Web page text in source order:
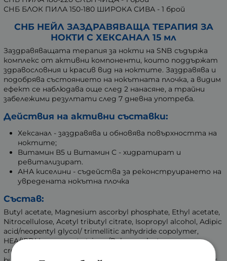
СНБ БЛОК ПИЛА 150-180 ШИРОКА СИВА - 1 брой
СНБ НЕЙЛ ЗАЗДРАВЯВАЩА ТЕРАПИЯ ЗА
НОКТИ С ХЕКСАНАЛ 15 мл
Заздравяващата терапия за нокти на SNB съдържа
комплекс от активни компоненти, които поддържат
здравословния и красив вид на ноктите. Заздравява и
подобрява състоянието на нокътната плочка, а видим
ефект се наблюдава още след 2 нанасяне, а трайни
забележими резултати след 7 дневна употреба.
Действия на активни съставки:
Хексанал - заздравява и обновява повърхността на
ноктите;
Витамин В5 и Витамин С - хидратират и
ревитализират.
АНА киселини - съдейства за реконструирането на
увредената нокътна плочка
Състав:
Butyl acetate, Magnesium ascorbyl phosphate, Ethyl acetate,
Nitrocellulose, Acetyl tributyl citrate, Isopropyl alcohol, Adipic
acid/neopentyl glycol/ trimellitic anhydride copolymer,
HEA/IPDI Isocyanurate trimer/Polycaprolactone
crosspolymer, Glycolic acid, Sucrose acetate isobutyrate, N-